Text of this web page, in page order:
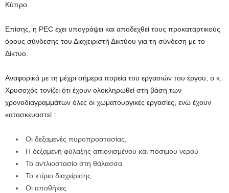
Κύπρο.
Επίσης, η PEC έχει υπογράψει και αποδεχθεί τους προκαταρτικούς
όρους σύνδεσης του Διαχειριστή Δικτύου για τη σύνδεση με το
Δίκτυο.
Αναφορικά με τη μέχρι σήμερα πορεία του εργασιών του έργου, ο κ.
Χρυσοχός τονίζει ότι έχουν ολοκληρωθεί στη βάση των
χρονοδιαγραμμάτων όλες οι χωματουργικές εργασίες, ενώ έχουν
κατασκευαστεί :
Oι δεξαμενές πυροπροστασίας,
H δεξαμενή φύλαξης απιονισμένου και πόσιμου νερού
To αντλιοστασίο στη θάλασσα
Το κτίριο διαχείρισης
Οι αποθήκες